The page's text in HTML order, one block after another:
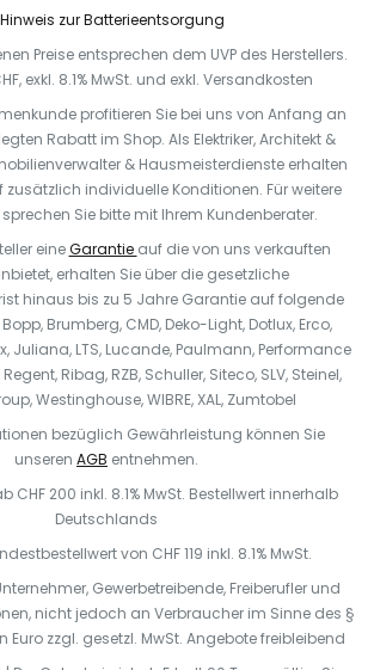
Hinweis zur Batterieentsorgung
Preise entsprechen dem UVP des Herstellers.
exkl. 8.1% MwSt. und exkl. Versandkosten
profitieren Sie bei uns von Anfang an
Rabatt im Shop. Als Elektriker, Architekt &
& Hausmeisterdienste erhalten
zusätzlich individuelle Konditionen. Für weitere
Sie bitte mit Ihrem Kundenberater.
eineGarantie auf die von uns verkauften
erhalten Sie über die gesetzliche
hinaus bis zu 5 Jahre Garantie auf folgende
Brumberg, CMD, Deko-Light, Dotlux, Erco,
Juliana, LTS, Lucande, Paulmann, Performance
Ribag, RZB, Schuller, Siteco, SLV, Steinel,
Westinghouse, WIBRE, XAL, Zumtobel
bezüglich Gewährleistung können Sie
unseren AGB entnehmen.
CHF 200 inkl. 8.1% MwSt. Bestellwert innerhalb
Deutschlands
von CHF 119 inkl. 8.1% MwSt.
Gewerbetreibende, Freiberufler und
nicht jedoch an Verbraucher im Sinne des §
Euro zzgl. gesetzl. MwSt. Angebote freibleibend